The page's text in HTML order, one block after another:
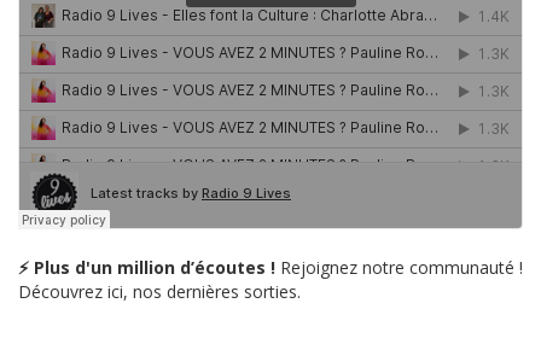
⚡ Plus d'un million d’écoutes ! Rejoignez notre communauté !
Découvrez ici, nos dernières sorties.